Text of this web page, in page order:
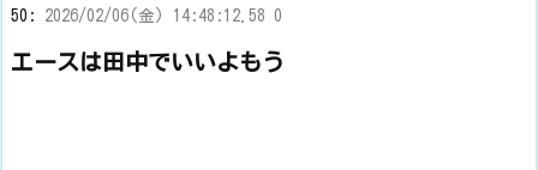
50: 2026/02/06(金) 14:48:12.58 0
エースは田中でいいよもう